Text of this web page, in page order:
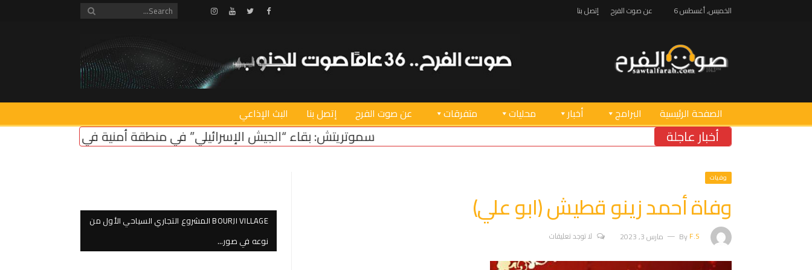
الخميس, أغسطس 6 عن صوت الفرح إتصل بنا Facebook
Twitter
Youtube
Instagram
الصفحة الرئيسية البرامج أخبار محليات متفرقات عن صوت الفرح إتصل بنا البث الإذاعي
أخبار عاجلة سموتريتش: بقاء “الجيش الإسرائيلي” في منطقة أمنية في لبنان ضروري لأمن سكان الشمال
وفيات
وفاة أحمد زينو قطيش (ابو علي)
ByF.S مارس 3, 2023 لا توجد تعليقات
BOURJI VILLAGE المشروع التجاري السياحي الأول من
نوعه في صور…